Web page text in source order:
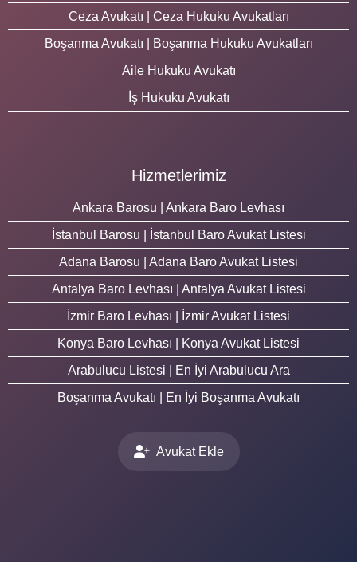
Ceza Avukatı | Ceza Hukuku Avukatları
Boşanma Avukatı | Boşanma Hukuku Avukatları
Aile Hukuku Avukatı
İş Hukuku Avukatı
Hizmetlerimiz
Ankara Barosu | Ankara Baro Levhası
İstanbul Barosu | İstanbul Baro Avukat Listesi
Adana Barosu | Adana Baro Avukat Listesi
Antalya Baro Levhası | Antalya Avukat Listesi
İzmir Baro Levhası | İzmir Avukat Listesi
Konya Baro Levhası | Konya Avukat Listesi
Arabulucu Listesi | En İyi Arabulucu Ara
Boşanma Avukatı | En İyi Boşanma Avukatı
Avukat Ekle